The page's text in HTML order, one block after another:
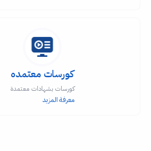
كورسات معتمده
كورسات بشهادات معتمدة
معرفة المزيد